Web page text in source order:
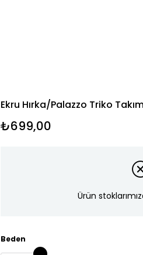
Ekru Hırka/Palazzo Triko
₺699,00
Ürün
Beden